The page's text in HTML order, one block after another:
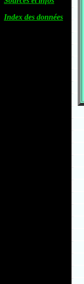
Index des données